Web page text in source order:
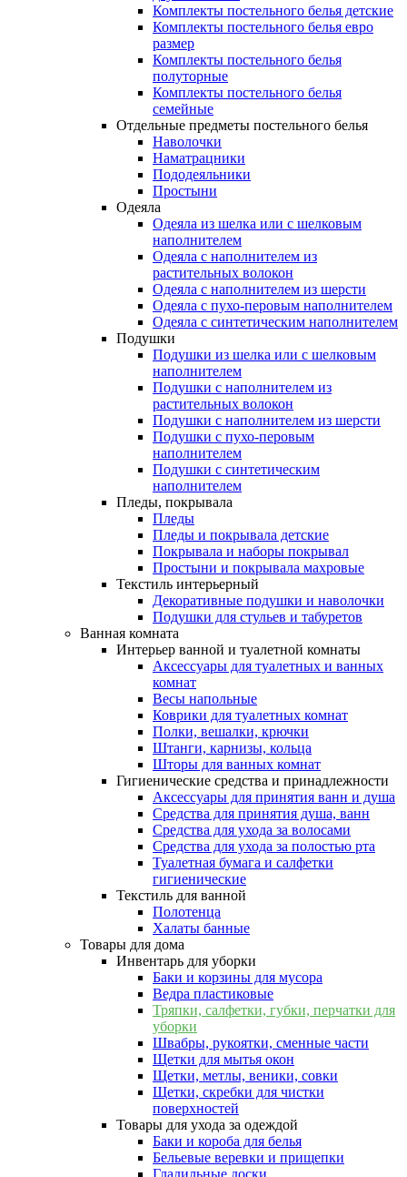
Комплекты постельного белья детские
Комплекты постельного белья евро
размер
Комплекты постельного белья
полуторные
Комплекты постельного белья
семейные
Отдельные предметы постельного белья
Наволочки
Наматрацники
Пододеяльники
Простыни
Одеяла
Одеяла из шелка или с шелковым
наполнителем
Одеяла с наполнителем из
растительных волокон
Одеяла с наполнителем из шерсти
Одеяла с пухо-перовым наполнителем
Одеяла с синтетическим наполнителем
Подушки
Подушки из шелка или с шелковым
наполнителем
Подушки с наполнителем из
растительных волокон
Подушки с наполнителем из шерсти
Подушки с пухо-перовым
наполнителем
Подушки с синтетическим
наполнителем
Пледы, покрывала
Пледы
Пледы и покрывала детские
Покрывала и наборы покрывал
Простыни и покрывала махровые
Текстиль интерьерный
Декоративные подушки и наволочки
Подушки для стульев и табуретов
Ванная комната
Интерьер ванной и туалетной комнаты
Аксессуары для туалетных и ванных
комнат
Весы напольные
Коврики для туалетных комнат
Полки, вешалки, крючки
Штанги, карнизы, кольца
Шторы для ванных комнат
Гигиенические средства и принадлежности
Аксессуары для принятия ванн и душа
Средства для принятия душа, ванн
Средства для ухода за волосами
Средства для ухода за полостью рта
Туалетная бумага и салфетки
гигиенические
Текстиль для ванной
Полотенца
Халаты банные
Товары для дома
Инвентарь для уборки
Баки и корзины для мусора
Ведра пластиковые
Тряпки, салфетки, губки, перчатки для
уборки
Швабры, рукоятки, сменные части
Щетки для мытья окон
Щетки, метлы, веники, совки
Щетки, скребки для чистки
поверхностей
Товары для ухода за одеждой
Баки и короба для белья
Бельевые веревки и прищепки
Гладильные доски